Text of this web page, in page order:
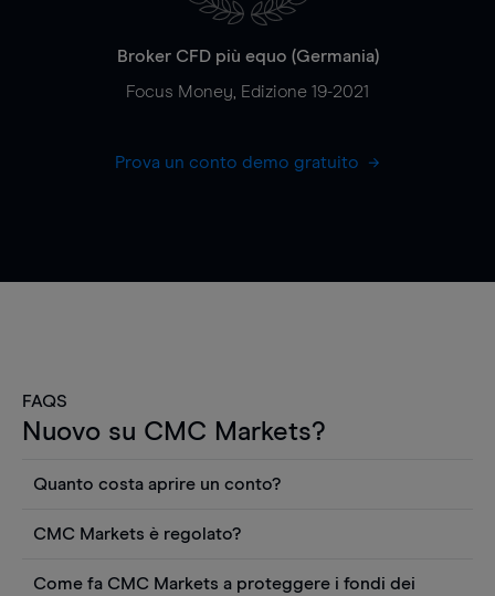
Broker CFD più equo (Germania)
Focus Money, Edizione 19-2021
Prova un conto demo gratuito
FAQS
Nuovo su CMC Markets?
Quanto costa aprire un conto?
Puoi anche visualizzare gratuitamente i prezzi e
utilizzare strumenti come grafici, notizie Reuters
CMC Markets è regolato?
Come fa CMC Markets a proteggere i fondi dei